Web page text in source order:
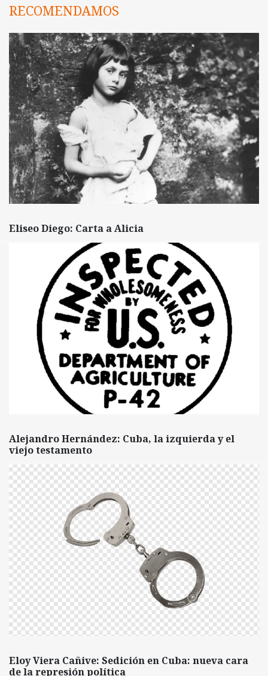
RECOMENDAMOS
Eliseo Diego: Carta a Alicia
Alejandro Hernández: Cuba, la izquierda y el
viejo testamento
Eloy Viera Cañive: Sedición en Cuba: nueva cara
de la represión política